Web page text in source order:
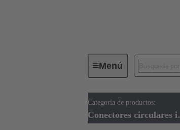
Menú
Categoría de productos:
Conectores